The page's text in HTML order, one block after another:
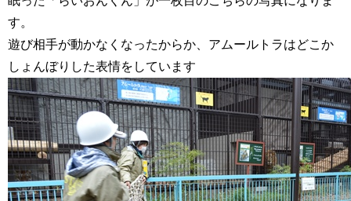
す。
遊び相手が動かなくなったからか、アムールトラはどこか
しょんぼりした表情をしています